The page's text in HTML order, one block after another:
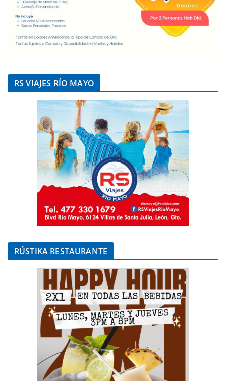
RS VIAJES RÍO MAYO
RÚSTIKA RESTAURANTE